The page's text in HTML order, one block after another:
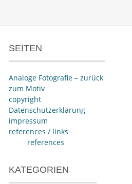
SEITEN
Analoge Fotografie – zurück
zum Motiv
copyright
Datenschutzerklärung
impressum
references / links
references
KATEGORIEN